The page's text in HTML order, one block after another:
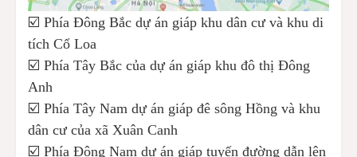
☑️ Phía Đông Bắc dự án giáp khu dân cư và khu di
tích Cổ Loa
☑️ Phía Tây Bắc của dự án giáp khu đô thị Đông
Anh
☑️ Phía Tây Nam dự án giáp đê sông Hồng và khu
dân cư của xã Xuân Canh
☑️ Phía Đông Nam dự án giáp tuyến đường dẫn lên